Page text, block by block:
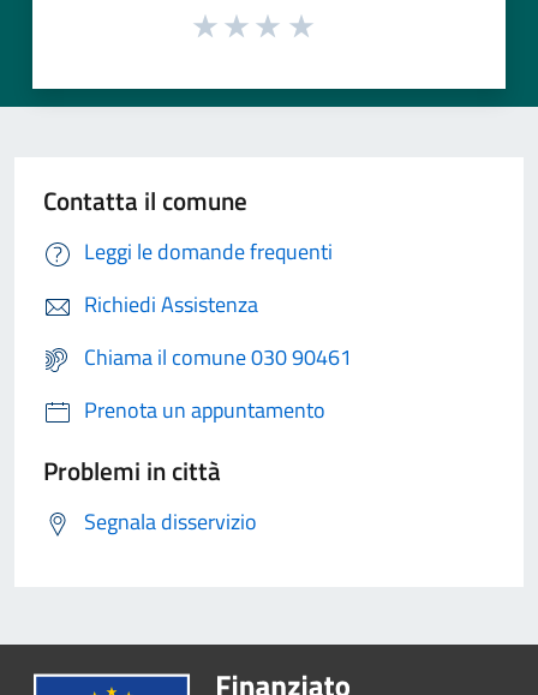
Contatta il comune
Leggi le domande frequenti
Richiedi Assistenza
Chiama il comune 030 90461
Prenota un appuntamento
Problemi in città
Segnala disservizio